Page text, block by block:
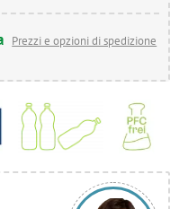
Prezzi e opzioni di spedizione